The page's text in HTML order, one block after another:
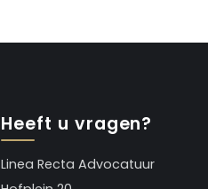
Heeft u vragen?
Linea Recta Advocatuur